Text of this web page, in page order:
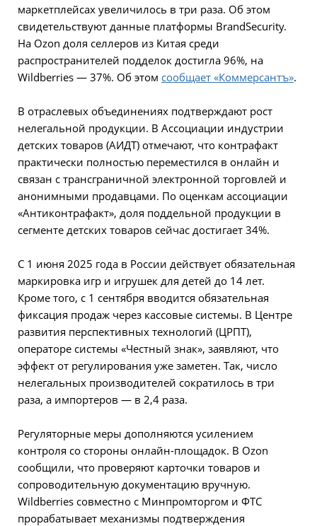
маркетплейсах увеличилось в три раза. Об этом
свидетельствуют данные платформы BrandSecurity.
На Ozon доля селлеров из Китая среди
распространителей подделок достигла 96%, на
Wildberries — 37%. Об этом сообщает «Коммерсантъ».
В отраслевых объединениях подтверждают рост
нелегальной продукции. В Ассоциации индустрии
детских товаров (АИДТ) отмечают, что контрафакт
практически полностью переместился в онлайн и
связан с трансграничной электронной торговлей и
анонимными продавцами. По оценкам ассоциации
«Антиконтрафакт», доля поддельной продукции в
сегменте детских товаров сейчас достигает 34%.
С 1 июня 2025 года в России действует обязательная
маркировка игр и игрушек для детей до 14 лет.
Кроме того, с 1 сентября вводится обязательная
фиксация продаж через кассовые системы. В Центре
развития перспективных технологий (ЦРПТ),
операторе системы «Честный знак», заявляют, что
эффект от регулирования уже заметен. Так, число
нелегальных производителей сократилось в три
раза, а импортеров — в 2,4 раза.
Регуляторные меры дополняются усилением
контроля со стороны онлайн-площадок. В Ozon
сообщили, что проверяют карточки товаров и
сопроводительную документацию вручную.
Wildberries совместно с Минпромторгом и ФТС
прорабатывает механизмы подтверждения